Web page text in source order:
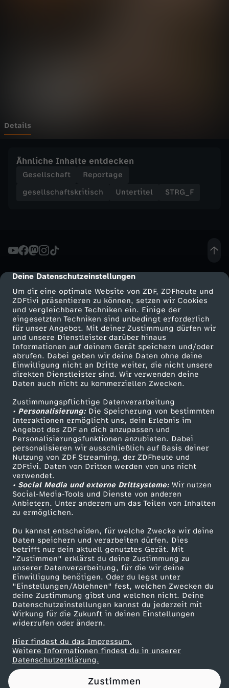
cmp-dialog-description
Deine Datenschutzeinstellungen
Um dir eine optimale Website von ZDF, ZDFheute und
ZDFtivi präsentieren zu können, setzen wir Cookies
und vergleichbare Techniken ein. Einige der
eingesetzten Techniken sind unbedingt erforderlich
für unser Angebot. Mit deiner Zustimmung dürfen wir
und unsere Dienstleister darüber hinaus
Informationen auf deinem Gerät speichern und/oder
abrufen. Dabei geben wir deine Daten ohne deine
Einwilligung nicht an Dritte weiter, die nicht unsere
direkten Dienstleister sind. Wir verwenden deine
Daten auch nicht zu kommerziellen Zwecken.
Zustimmungspflichtige Datenverarbeitung
• Personalisierung:Die Speicherung von bestimmten
Interaktionen ermöglicht uns, dein Erlebnis im
Angebot des ZDF an dich anzupassen und
Personalisierungsfunktionen anzubieten. Dabei
personalisieren wir ausschließlich auf Basis deiner
Nutzung von ZDF Streaming, der ZDFheute und
ZDFtivi. Daten von Dritten werden von uns nicht
verwendet.
• Social Media und externe Drittsysteme:Wir nutzen
Social-Media-Tools und Dienste von anderen
Anbietern. Unter anderem um das Teilen von Inhalten
zu ermöglichen.
Du kannst entscheiden, für welche Zwecke wir deine
Daten speichern und verarbeiten dürfen. Dies
betrifft nur dein aktuell genutztes Gerät. Mit
"Zustimmen" erklärst du deine Zustimmung zu
unserer Datenverarbeitung, für die wir deine
Einwilligung benötigen. Oder du legst unter
"Einstellungen/Ablehnen" fest, welchen Zwecken du
deine Zustimmung gibst und welchen nicht. Deine
Datenschutzeinstellungen kannst du jederzeit mit
Wirkung für die Zukunft in deinen Einstellungen
widerrufen oder ändern.
Hier findest du das Impressum.
Weitere Informationen findest du in unserer
Datenschutzerklärung.
Zustimmen
c
e
r
a
t
z
:
V
e
g
g
i
e
v
s
.
L
a
b
o
r
Details
Ähnliche Inhalte entdecken
Gesellschaft
Reportage
gesellschaftskritisch
Untertitel STRG_F
Mehr ZDF
ZDF-Apps
Smart TV
ZDFtext
Livestreams
Sendungen A-Z
TV-Programm
Service
ZDFmitreden
Kontakt zum ZDF
Tickets
Zuschauerservice
Hilfe
ZDF Unternehmen
Karriere
ZDF goes Schule
Werbefernsehen
Mainzelmännchen
Partner